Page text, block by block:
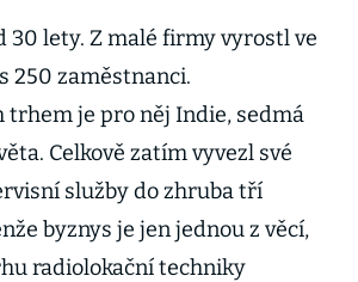
30 lety. Z malé firmy vyrostl ve
250 zaměstnanci.
trhem je pro něj Indie, sedmá
Celkově zatím vyvezl své
služby do zhruba tří
byznys je jen jednou z věcí,
radiolokační techniky